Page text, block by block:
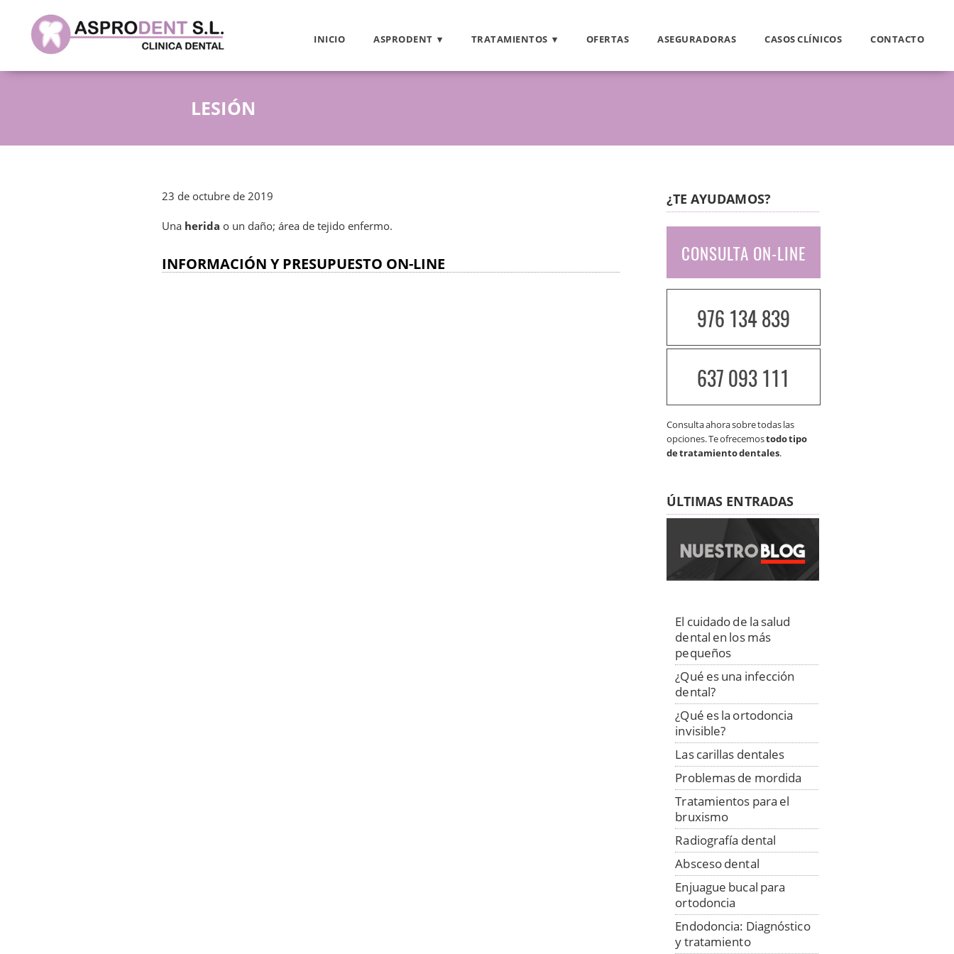
INICIO ASPRODENT TRATAMIENTOS OFERTAS ASEGURADORAS CASOS CLÍNICOS CONTACTO
LESIÓN
23 de octubre de 2019
Una herida o un daño; área de tejido enfermo.
INFORMACIÓN Y PRESUPUESTO ON-LINE
¿TE AYUDAMOS?
CONSULTA ON-LINE
976 134 839
637 093 111
Consulta ahora sobre todas las
opciones. Te ofrecemostodo tipo
de tratamiento dentales.
ÚLTIMAS ENTRADAS
El cuidado de la salud
dental en los más
pequeños
¿Qué es una infección
dental?
¿Qué es la ortodoncia
invisible?
Las carillas dentales
Problemas de mordida
Tratamientos para el
bruxismo
Radiografía dental
Absceso dental
Enjuague bucal para
ortodoncia
Endodoncia: Diagnóstico
y tratamiento